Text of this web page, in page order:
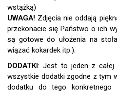
UWAGA!
DODATKI: